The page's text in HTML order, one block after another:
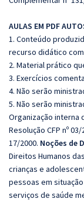
AULAS EM PDF
1. Conteúdo
recurso didático
2. Material prático
3. Exercícios
4. Não serão
5. Não serão
Organização interna
Resolução CFP nº
17/2000. Noções de
Direitos Humanos
crianças e
pessoas em
serviços de saúde